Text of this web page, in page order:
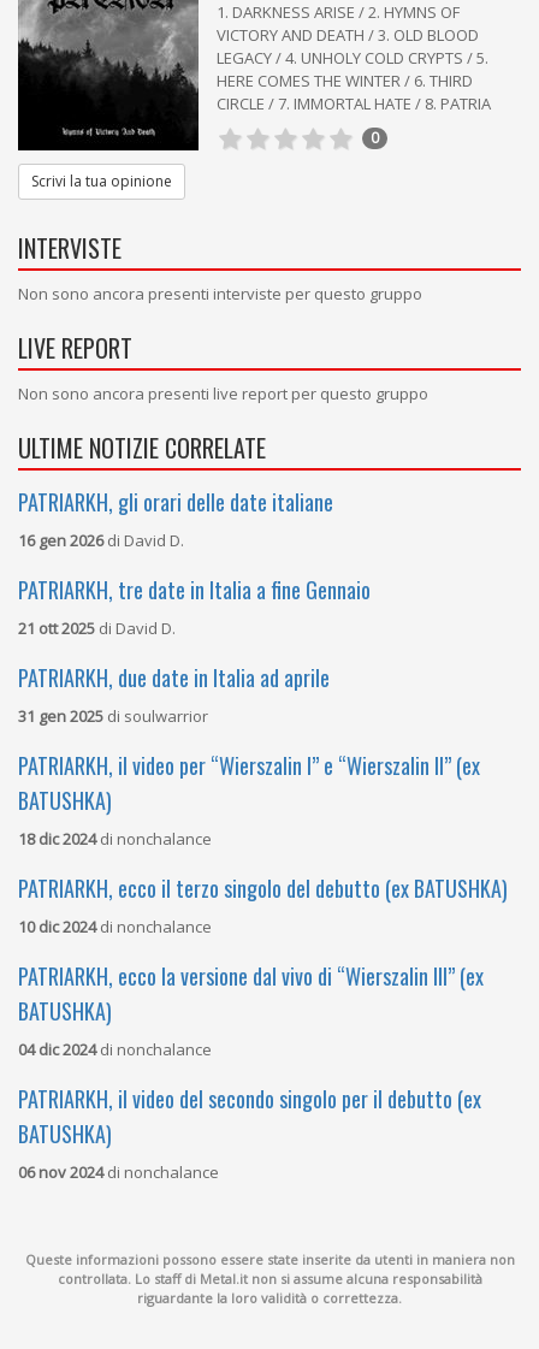
1. DARKNESS ARISE / 2. HYMNS OF
VICTORY AND DEATH / 3. OLD BLOOD
LEGACY / 4. UNHOLY COLD CRYPTS / 5.
HERE COMES THE WINTER / 6. THIRD
CIRCLE / 7. IMMORTAL HATE / 8. PATRIA
0
Scrivi la tua opinione
INTERVISTE
Non sono ancora presenti interviste per questo gruppo
LIVE REPORT
Non sono ancora presenti live report per questo gruppo
ULTIME NOTIZIE CORRELATE
PATRIARKH, gli orari delle date italiane
16 gen 2026di David D.
PATRIARKH, tre date in Italia a fine Gennaio
21 ott 2025 di David D.
PATRIARKH, due date in Italia ad aprile
31 gen 2025 di soulwarrior
PATRIARKH, il video per “Wierszalin I” e “Wierszalin II” (ex
BATUSHKA)
18 dic 2024di nonchalance
PATRIARKH, ecco il terzo singolo del debutto (ex BATUSHKA)
10 dic 2024di nonchalance
PATRIARKH, ecco la versione dal vivo di “Wierszalin III” (ex
BATUSHKA)
04 dic 2024di nonchalance
PATRIARKH, il video del secondo singolo per il debutto (ex
BATUSHKA)
06 nov 2024di nonchalance
Queste informazioni possono essere state inserite da utenti in maniera non
controllata. Lo staff di Metal.it non si assume alcuna responsabilità
riguardante la loro validità o correttezza.